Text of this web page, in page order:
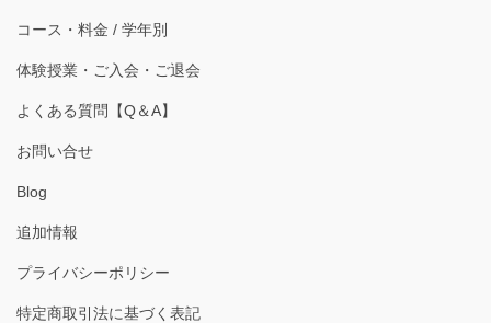
コース・料金 / 学年別
体験授業・ご入会・ご退会
よくある質問【Q＆A】
お問い合せ
Blog
追加情報
プライバシーポリシー
特定商取引法に基づく表記